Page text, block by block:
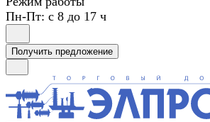
Пн-Пт: с 8 до 17 ч
Получить предложение